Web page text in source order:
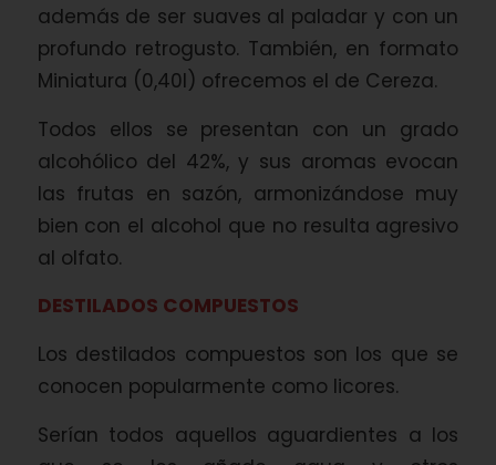
además de ser suaves al paladar y con un
profundo retrogusto. También, en formato
Miniatura (0,40l) ofrecemos el de Cereza.
Todos ellos se presentan con un grado
alcohólico del 42%, y sus aromas evocan
las frutas en sazón, armonizándose muy
bien con el alcohol que no resulta agresivo
al olfato.
DESTILADOS COMPUESTOS
Los destilados compuestos son los que se
conocen popularmente como licores.
Serían todos aquellos aguardientes a los